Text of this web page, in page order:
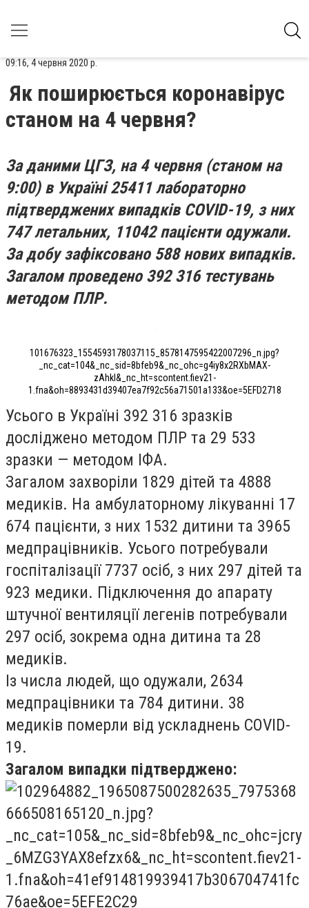
09:16, 4 червня 2020 р.
Як поширюється коронавірус
станом на 4 червня?
За даними ЦГЗ, на 4 червня (станом на
9:00) в Україні 25411 лабораторно
підтверджених випадків COVID-19, з них
747 летальних, 11042 пацієнти одужали.
За добу зафіксовано 588 нових випадків.
Загалом проведено 392 316 тестувань
методом ПЛР.
101676323_1554593178037115_8578147595422007296_n.jpg?
_nc_cat=104&_nc_sid=8bfeb9&_nc_ohc=g4iy8x2RXbMAX-
zAhkl&_nc_ht=scontent.fiev21-
1.fna&oh=8893431d39407ea7f92c56a71501a133&oe=5EFD2718
Усього в Україні 392 316 зразків
досліджено методом ПЛР та 29 533
зразки — методом ІФА.
Загалом захворіли 1829 дітей та 4888
медиків. На амбулаторному лікуванні 17
674 пацієнти, з них 1532 дитини та 3965
медпрацівників. Усього потребували
госпіталізації 7737 осіб, з них 297 дітей та
923 медики. Підключення до апарату
штучної вентиляції легенів потребували
297 осіб, зокрема одна дитина та 28
медиків.
Із числа людей, що одужали, 2634
медпрацівники та 784 дитини. 38
медиків померли від ускладнень COVID-
19.
Загалом випадки підтверджено: